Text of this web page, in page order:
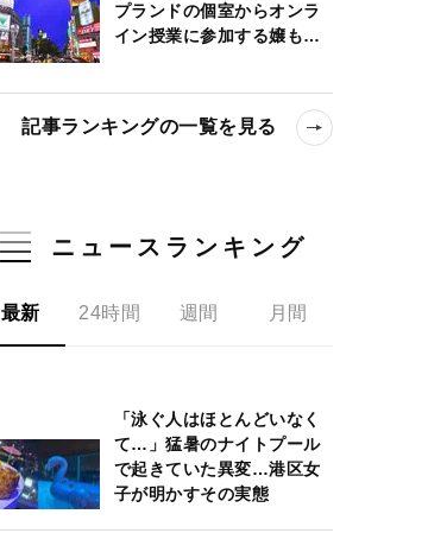
プランドの個室からオンラ
イン授業に参加する嬢も…
記事ランキングの一覧を見る
ニュースランキング
最新 24時間 週間 月間
「泳ぐ人はほとんどいなく
て…」猛暑のナイトプール
で起きていた異変…港区女
子が明かすその実態